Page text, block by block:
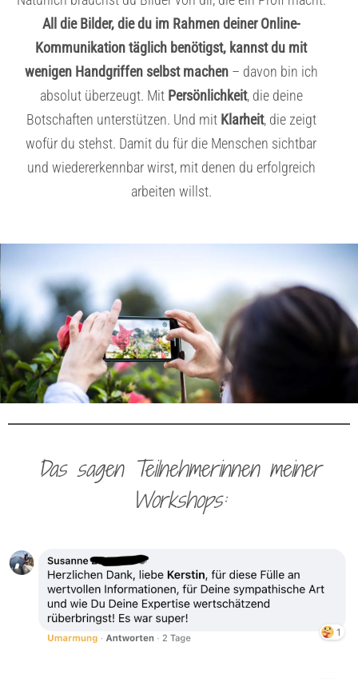
All die Bilder, die du im Rahmen deiner Online-
Kommunikation täglich benötigst, kannst du mit
wenigen Handgriffen selbst machen– davon bin ich
absolut überzeugt. Mit Persönlichkeit, die deine
Botschaften unterstützen. Und mit Klarheit, die zeigt
wofür du stehst. Damit du für die Menschen sichtbar
und wiedererkennbar wirst, mit denen du erfolgreich
arbeiten willst.
Das sagen Teilnehmerinnen meiner
Workshops: